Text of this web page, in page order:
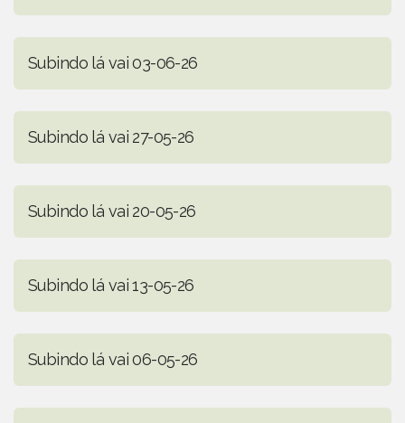
Subindo lá vai 03-06-26
Subindo lá vai 27-05-26
Subindo lá vai 20-05-26
Subindo lá vai 13-05-26
Subindo lá vai 06-05-26